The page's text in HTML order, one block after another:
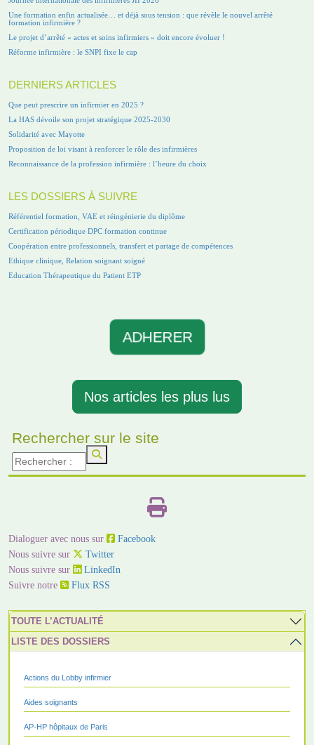
Une formation enfin actualisée… et déjà sous tension : que révèle le nouvel arrêté
formation infirmière ?
Le projet d’arrêté « actes et soins infirmiers » doit encore évoluer !
Réforme infirmière : le SNPI fixe le cap
DERNIERS ARTICLES
Que peut prescrire un infirmier en 2025 ?
La HAS dévoile son projet stratégique 2025-2030
Solidarité avec Mayotte
Proposition de loi visant à renforcer le rôle des infirmières
Reconnaissance de la profession infirmière : l’heure du choix
LES DOSSIERS À SUIVRE
Référentiel formation, VAE et réingénierie du diplôme
Certification périodique DPC formation continue
Coopération entre professionnels, transfert et partage de compétences
Ethique clinique, Relation soignant soigné
Education Thérapeutique du Patient ETP
ADHERER
Nos articles les plus lus
Rechercher sur le site
Dialoguer avec nous sur
Facebook
Nous suivre sur
Twitter
Nous suivre sur
LinkedIn
Suivre notre
Flux RSS
TOUTE L’ACTUALITÉ
LISTE DES DOSSIERS
Actions du Lobby infirmier
Aides soignants
AP-HP hôpitaux de Paris